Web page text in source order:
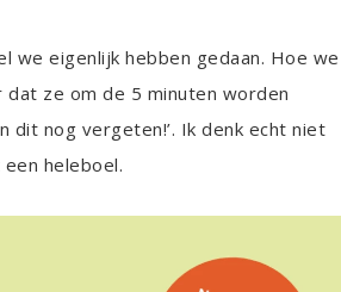
we eigenlijk hebben gedaan. Hoe we
ze om de 5 minuten worden
dit nog vergeten!’. Ik denk echt niet
heleboel.